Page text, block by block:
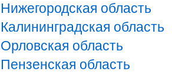
Нижегородская область
Калининградская область
Орловская область
Пензенская область